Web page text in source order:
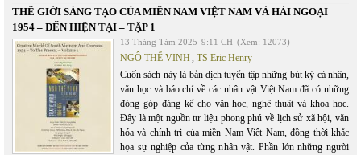
THẾ GIỚI SÁNG TẠO CỦA MIỀN NAM VIỆT NAM VÀ HẢI NGOẠI
1954 – ĐẾN HIỆN TẠI – TẬP 1
13 Tháng Tám 2025 9:11 CH (Xem: 12073)
NGÔ THẾ VINH, TS Eric Henry
Cuốn sách này là bản dịch tuyển tập những bút ký cá nhân,
văn học và báo chí về các nhân vật Việt Nam đã có những
đóng góp đáng kể cho văn học, nghệ thuật và khoa học.
Đây là một nguồn tư liệu phong phú về lịch sử xã hội, văn
hóa và chính trị của miền Nam Việt Nam, đồng thời khắc
họa sự nghiệp của từng nhân vật. Phần lớn những người